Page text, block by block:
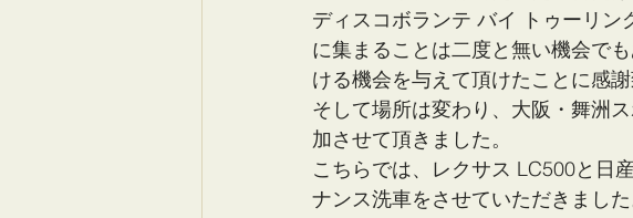
ディスコボランテ バイ トゥーリ
に集まることは二度と無い機会で
ける機会を与えて頂けたことに感謝
そして場所は変わり、大阪・舞洲
加させて頂きました。
こちらでは、レクサス LC500と日
ナンス洗車をさせていただきました